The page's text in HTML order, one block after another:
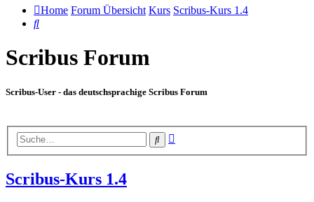
Home Forum Übersicht Kurs Scribus-Kurs 1.4
Suche
Scribus Forum
Scribus-User - das deutschsprachige Scribus Forum
Suche
Scribus-Kurs 1.4